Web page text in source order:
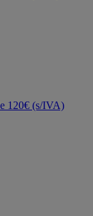
120€ (s/IVA)